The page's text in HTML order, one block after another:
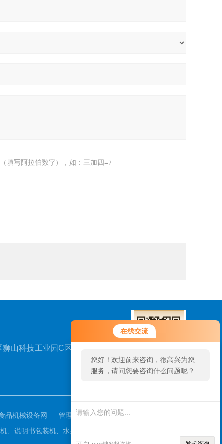
在线交流
您好！欢迎前来咨询，很高兴为您
服务，请问您要咨询什么问题呢？
填写阿拉伯数字），如：三加四=7
山科技工业园C区兴
品机械设备网 管理登陆
说明书包装机、水果蔬菜包装机、五金配件包装机、多